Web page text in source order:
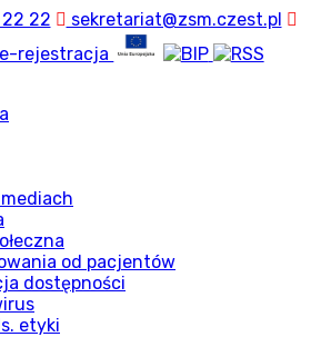
22
sekretariat@zsm.czest.pl
e-rejestracja
od pacjentów
dostępności
etyki